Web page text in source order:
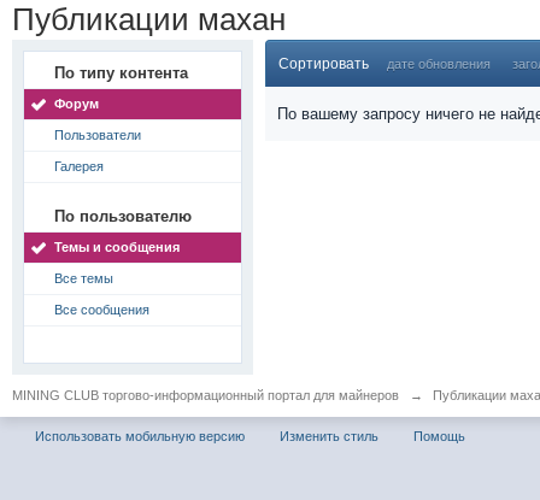
Публикации махан
По типу контента
Форум
Пользователи
Галерея
По пользователю
Темы и сообщения
Все темы
Все сообщения
Сортировать дате обновления
По вашему запросу ничего не
MINING CLUB торгово-информационный портал для майнеров → Публикации
Использовать мобильную версию Изменить стиль Помощь